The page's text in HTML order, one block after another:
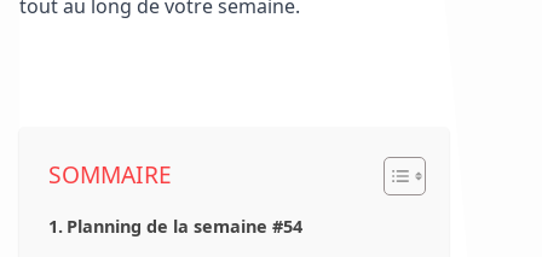
tout au long de votre semaine.
SOMMAIRE
Planning de la semaine #54